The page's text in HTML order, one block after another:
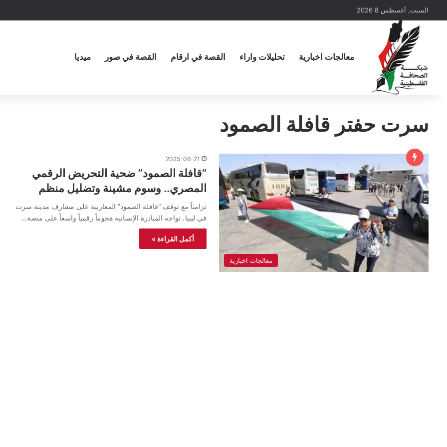
السبت, أغسطس 8 2026
معالجات اخبارية تحليلات واراء القصة في ارقام القصة في صور ميديا
سرت حفتر قافلة الصمود
معالجات اخبارية
2025-06-21
“قافلة الصمود” ضحية التحريض الرقمي
المصري.. وسوم مشينة وتضليل منظم
تزامناً مع توقف “قافلة الصمود” المغاربية على مشارف مدينة سرت
في ليبيا، تواجه المبادرة الإنسانية هجوماً رقمياً واسعاً على منصة…
أكمل القراءة »